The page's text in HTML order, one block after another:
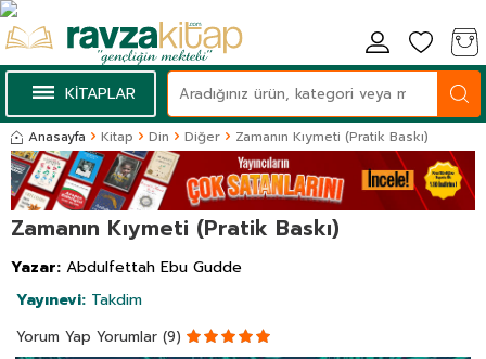
KİTAPLAR
Anasayfa Kitap Din Diğer Zamanın Kıymeti (Pratik Baskı)
Zamanın Kıymeti (Pratik Baskı)
Yazar: Abdulfettah Ebu Gudde
Yayınevi: Takdim
Yorum Yap Yorumlar (9)